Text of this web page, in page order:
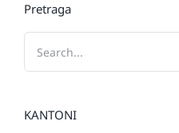
Pretraga
KANTONI